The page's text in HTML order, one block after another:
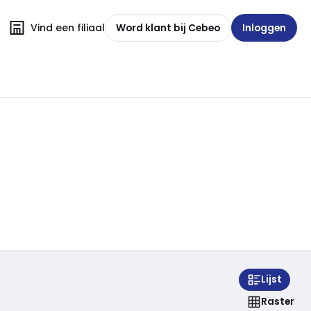
Vind een filiaal Word klant bij Cebeo Inloggen
Lijst
Raster